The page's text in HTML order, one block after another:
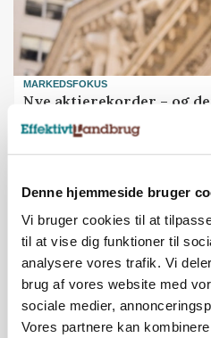
Denne hjemmeside bruger
Vi bruger cookies til at
til at vise dig funktioner til
analysere vores trafik. Vi
brug af vores website med
sociale medier,
Vores partnere kan
MARKEDSFOKUS
Nye aktierekorder – og